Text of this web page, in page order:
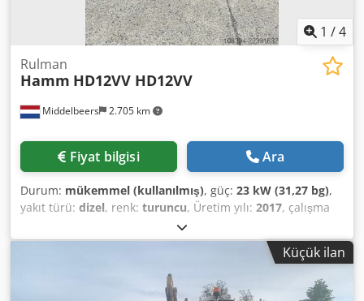
1 /4
Middelbeers 2.705 km
Rulman
Hamm HD12VV HD12VV
Fiyat bilgisi Ara
Durum: mükemmel (kullanılmış), güç: 23 kW (31,27 bg),
yakıt türü: dizel, renk: turuncu, Üretim yılı: 2017, çalışma
, Genel Bilgiler İmalat Yılı: 2017 Model Yılı:
2017 Teknik Bilgiler Silindir Sayısı: 3 Tahrik: Tekerlekli Boş
Ağırlık: 2.695 kg Dodpfxjznm Iuj Aigskr Fonksiyonel
Özellikler Çalışma Genişliği: 120 cm CE İşareti: Var Durum
Teknik Durum: Çok iyi Görsel Durum: İyi Finansal Bilgiler
Küçük ilan